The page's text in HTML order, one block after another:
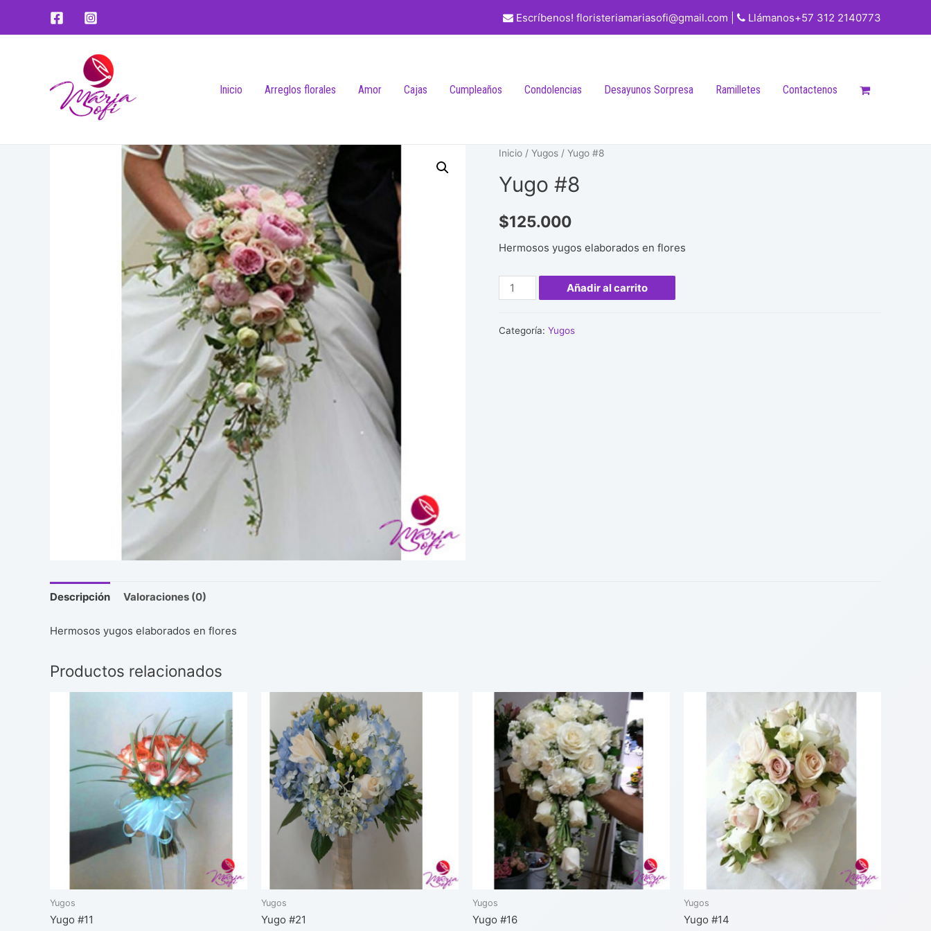
Escríbenos! floristeriamariasofi@gmail.com | Llámanos+57 312 2140773
Inicio Arreglos florales Amor Cajas Cumpleaños Condolencias Desayunos Sorpresa Ramilletes Contactenos
Inicio / Yugos / Yugo #8
Yugo #8
$125.000
Hermosos yugos elaborados en flores
Yugo
#8
Añadir al carrito
Categoría: Yugos
Descripción Valoraciones (0)
Hermosos yugos elaborados en flores
Productos relacionados
Yugos
Yugo #11
Yugos
Yugo #21
Yugos
Yugo #16
Yugos
Yugo #14